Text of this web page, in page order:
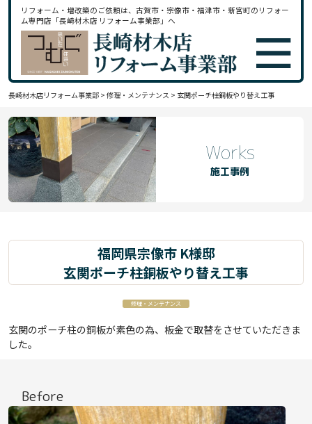
リフォーム・増改築のご依頼は、古賀市・宗像市・福津市・新宮町のリフォー
ム専門店「長崎材木店 リフォーム事業部」へ
長崎材木店リフォーム事業部 > 修理・メンテナンス > 玄関ポーチ柱銅板やり替え工事
Works
施工事例
福岡県宗像市 K様邸
玄関ポーチ柱銅板やり替え工事
修理・メンテナンス
玄関のポーチ柱の銅板が素色の為、板金で取替をさせていただきま
した。
Before